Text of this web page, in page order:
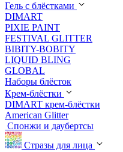
Гель с блёстками
DIMART
PIXIE PAINT
FESTIVAL GLITTER
BIBITY-BOBITY
LIQUID BLING
GLOBAL
Наборы блёсток
Крем-блёстки
DIMART крем-блёстки
American Glitter
Спонжи и даубертсы
Стразы для лица